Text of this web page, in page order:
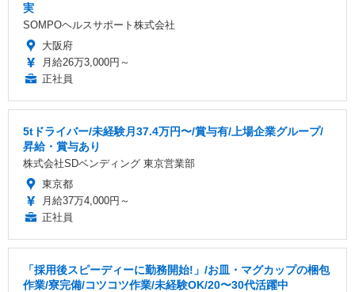
実
SOMPOヘルスサポート株式会社
大阪府
月給26万3,000円～
正社員
5tドライバー/未経験月37.4万円〜/賞与有/上場企業グループ/
昇給・賞与あり
株式会社SDベンディング 東京営業部
東京都
月給37万4,000円～
正社員
「採用後スピーディーに勤務開始!」/お皿・マグカップの梱包
作業/寮完備/コツコツ作業/未経験OK/20〜30代活躍中